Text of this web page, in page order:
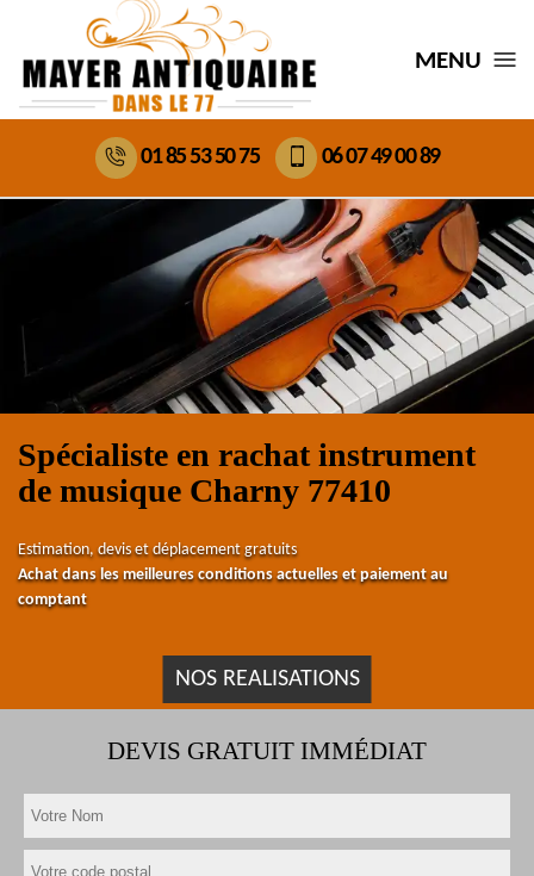
MENU
01 85 53 50 75 06 07 49 00 89
Spécialiste en rachat instrument
de musique Charny 77410
Estimation, devis et déplacement gratuits
Achat dans les meilleures conditions actuelles et paiement au
comptant
NOS REALISATIONS
DEVIS GRATUIT IMMÉDIAT